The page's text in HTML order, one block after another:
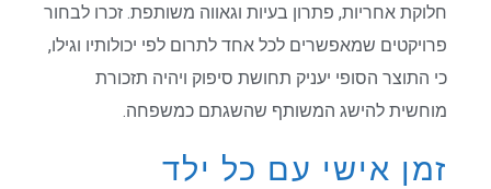
חלוקת אחריות, פתרון בעיות וגאווה משותפת. זכרו לבחור
פרויקטים שמאפשרים לכל אחד לתרום לפי יכולותיו וגילו,
כי התוצר הסופי יעניק תחושת סיפוק ויהיה תזכורת
מוחשית להישג המשותף שהשגתם כמשפחה.
זמן אישי עם כל ילד